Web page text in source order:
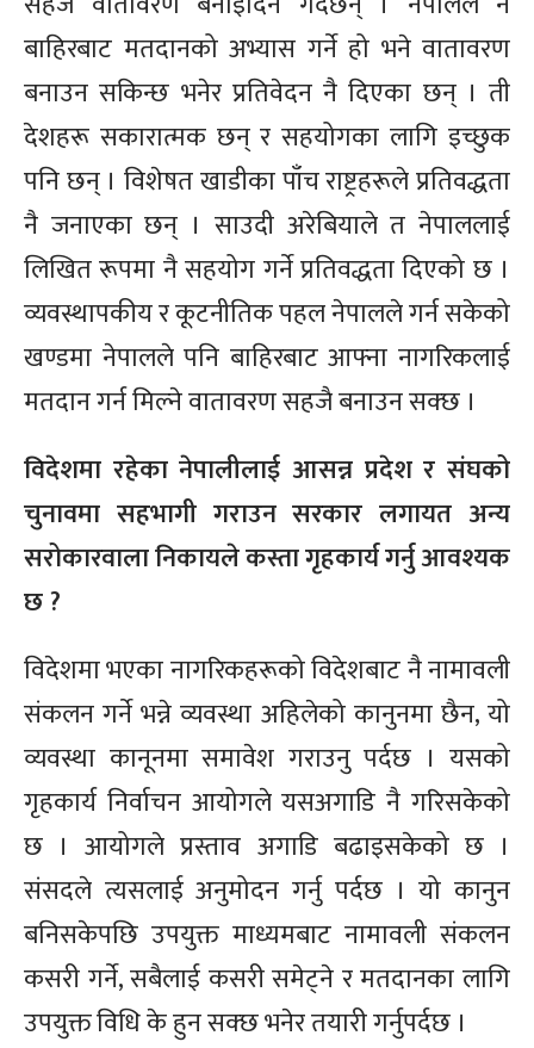
बाहिरबाट मतदानको अभ्यास गर्ने हो भने वातावरण
बनाउन सकिन्छ भनेर प्रतिवेदन नै दिएका छन् । ती
देशहरू सकारात्मक छन् र सहयोगका लागि इच्छुक
पनि छन् । विशेषत खाडीका पाँच राष्ट्रहरूले प्रतिवद्धता
नै जनाएका छन् । साउदी अरेबियाले त नेपाललाई
लिखित रूपमा नै सहयोग गर्ने प्रतिवद्धता दिएको छ ।
व्यवस्थापकीय र कूटनीतिक पहल नेपालले गर्न सकेको
खण्डमा नेपालले पनि बाहिरबाट आफ्ना नागरिकलाई
मतदान गर्न मिल्ने वातावरण सहजै बनाउन सक्छ ।
विदेशमा रहेका नेपालीलाई आसन्न प्रदेश र संघको
चुनावमा सहभागी गराउन सरकार लगायत अन्य
सरोकारवाला निकायले कस्ता गृहकार्य गर्नु आवश्यक
छ ?
विदेशमा भएका नागरिकहरूको विदेशबाट नै नामावली
संकलन गर्ने भन्ने व्यवस्था अहिलेको कानुनमा छैन, यो
व्यवस्था कानूनमा समावेश गराउनु पर्दछ । यसको
गृहकार्य निर्वाचन आयोगले यसअगाडि नै गरिसकेको
छ । आयोगले प्रस्ताव अगाडि बढाइसकेको छ ।
संसदले त्यसलाई अनुमोदन गर्नु पर्दछ । यो कानुन
बनिसकेपछि उपयुक्त माध्यमबाट नामावली संकलन
कसरी गर्ने, सबैलाई कसरी समेट्ने र मतदानका लागि
उपयुक्त विधि के हुन सक्छ भनेर तयारी गर्नुपर्दछ ।